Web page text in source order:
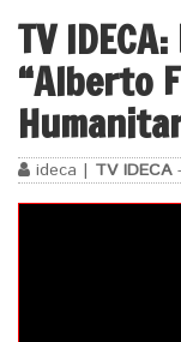
TV
“Alberto
ideca | TV IDECA